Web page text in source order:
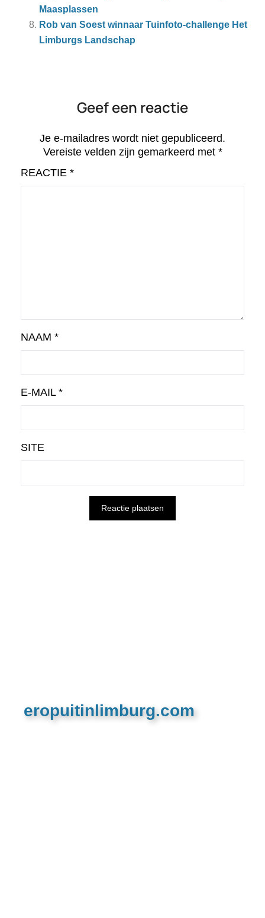
Maasplassen
Rob van Soest winnaar Tuinfoto-challenge Het
Limburgs Landschap
Geef een reactie
Je e-mailadres wordt niet gepubliceerd.
Vereiste velden zijn gemarkeerd met *
REACTIE *
NAAM *
E-MAIL *
SITE
eropuitinlimburg.com